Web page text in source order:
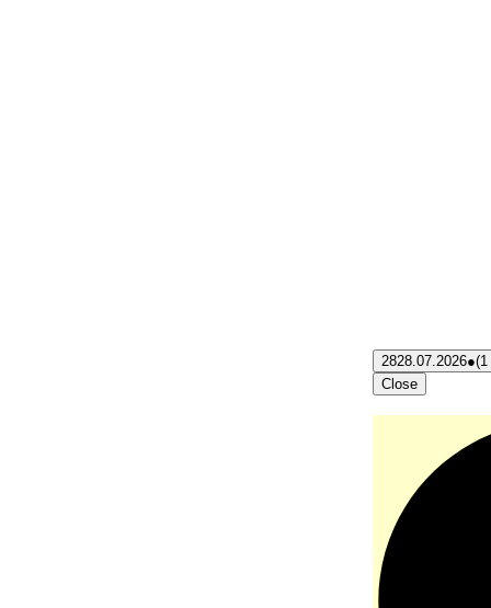
2828.07.2026●(1
Close